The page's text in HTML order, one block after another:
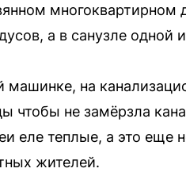
многоквартирном
а в санузле одной
машинке, на
чтобы не замёрзла
еле теплые, а это
жителей.